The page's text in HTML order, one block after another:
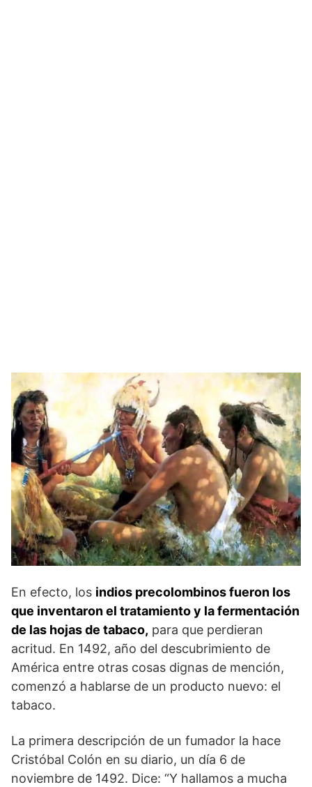
En efecto, los indios preco­lombinos fueron los
que inventaron el tratamiento y la fermentación
de las hojas de tabaco, para que perdieran
acritud. En 1492, año del descubrimiento de
América entre otras cosas dignas de mención,
comenzó a hablarse de un producto nuevo: el
tabaco.
La primera descripción de un fumador la hace
Cristóbal Colón en su diario, un día 6 de
noviembre de 1492. Dice: “Y hallamos a mucha